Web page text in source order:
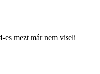
mezt már nem viseli